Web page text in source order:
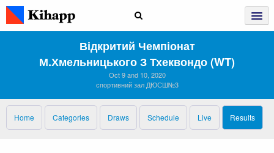
Відкритий Чемпіонат
М.Хмельницького З Тхеквондо (WT)
Oct 9 and 10, 2020
спортивний зал ДЮСШ№3
Home Categories Draws Schedule Live Results